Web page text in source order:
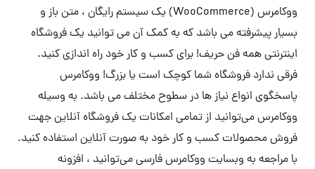
ووکامرس (WooCommerce) یک سیستم رایگان ، متن باز و
بسیار پیشرفته می باشد که به کمک آن می توانید یک فروشگاه
اینترنتی همه فن حریف! برای کسب و کار خود راه اندازی کنید.
فرقی ندارد فروشگاه شما کوچک است یا بزرگ! ووکامرس
پاسخگوی انواع نیاز ها در سطوح مختلف می باشد. به وسیله
ووکامرس می‌توانید از تمامی امکانات یک فروشگاه آنلاین جهت
فروش محصولات کسب و کار خود به صورت آنلاین استفاده کنید.
با مراجعه به وبسایت ووکامرس فارسی می‌توانید ، افزونه